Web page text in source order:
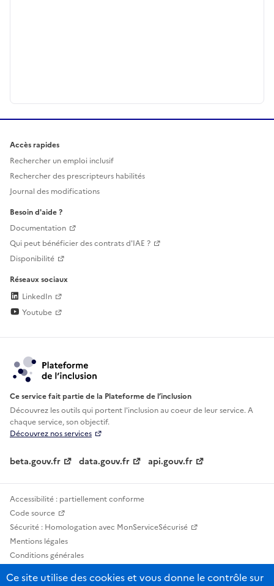
Accès rapides
Rechercher un emploi inclusif
Rechercher des prescripteurs habilités
Journal des modifications
Besoin d'aide ?
Documentation
Qui peut bénéficier des contrats d'IAE ?
Disponibilité
Réseaux sociaux
LinkedIn
Youtube
Ce service fait partie de la Plateforme de l’inclusion
Découvrez les outils qui portent l'inclusion aucoeur de leur service. A
chaque service, son objectif.
Découvrez nos services
beta.gouv.fr data.gouv.fr api.gouv.fr
Accessibilité : partiellement conforme
Code source
Sécurité : Homologation avec MonServiceSécurisé
Mentions légales
Conditions générales
Statistiques, lexiques et indicateurs
Ce site utilise des cookies et vous donne le contrôle sur